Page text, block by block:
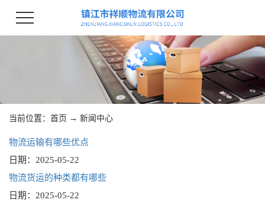
当前位置： 首页 → 新闻中心
物流运输有哪些优点
日期： 2025-05-22
物流货运的种类都有哪些
日期： 2025-05-22